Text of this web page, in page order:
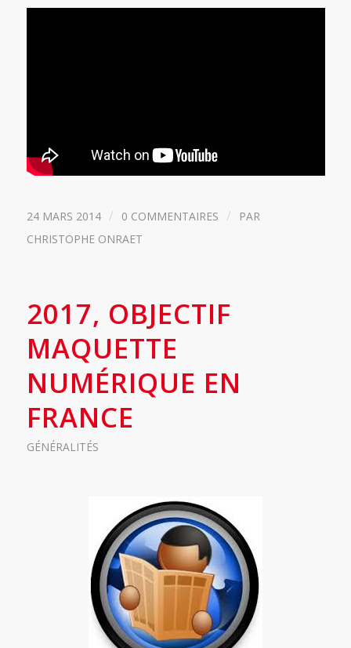
24 MARS 2014 / 0 COMMENTAIRES /
PAR
CHRISTOPHE ONRAET
2017, OBJECTIF
MAQUETTE
NUMÉRIQUE EN
FRANCE
GÉNÉRALITÉS